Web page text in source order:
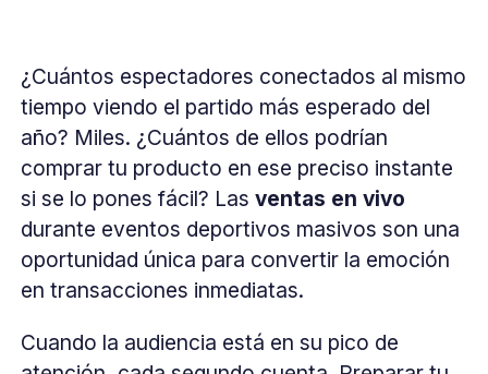
¿Cuántos espectadores conectados al mismo
tiempo viendo el partido más esperado del
año? Miles. ¿Cuántos de ellos podrían
comprar tu producto en ese preciso instante
si se lo pones fácil? Lasventas en vivo
durante eventos deportivos masivos son una
oportunidad única para convertir la emoción
en transacciones inmediatas.
Cuando la audiencia está en su pico de